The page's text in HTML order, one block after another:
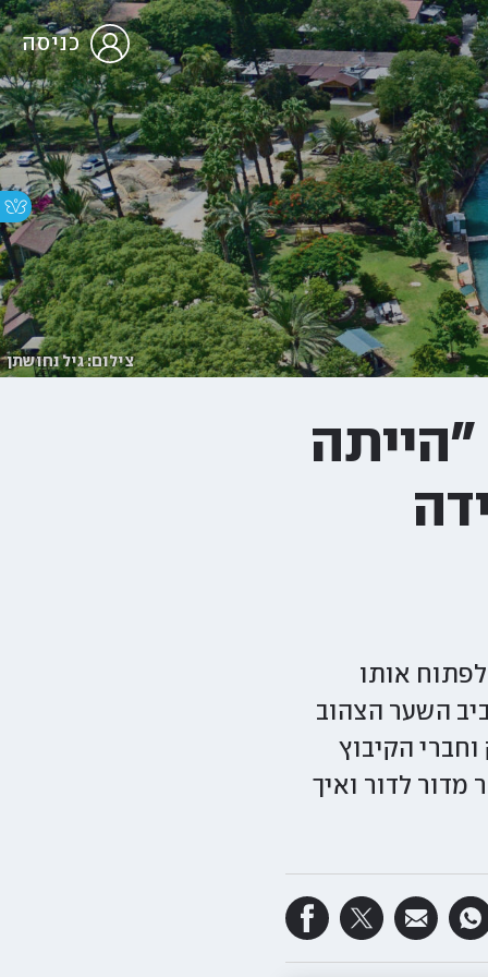
כניסה
צילום: גיל נחושתן
אותו
המתח סביב השער הצהוב
הקיבוץ
לדור ואיך